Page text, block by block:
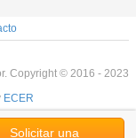
Solicitar una
Copyright © 2016 - 2023
ECER